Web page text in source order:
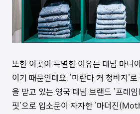
또한 이곳이 특별한 이유는 데님 마니
이기 때문인데요. '미란다 커 청바지'
을 받고 있는 영국 데님 브랜드 '프레
핏'으로 입소문이 자자한 '마더진